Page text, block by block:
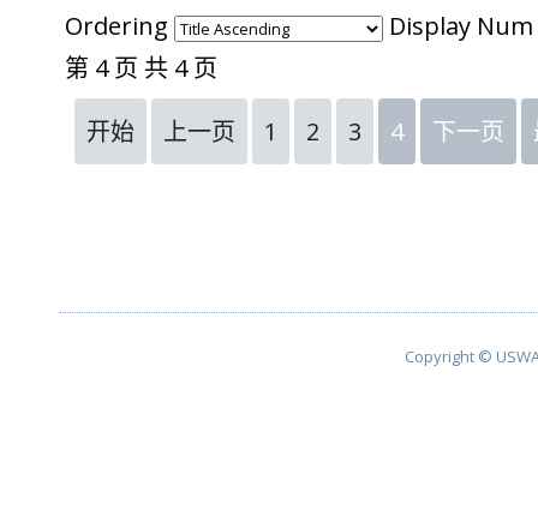
Ordering
Display Num
第 4 页 共 4 页
开始
上一页 1 2 3 4 下一页
Copyright ©